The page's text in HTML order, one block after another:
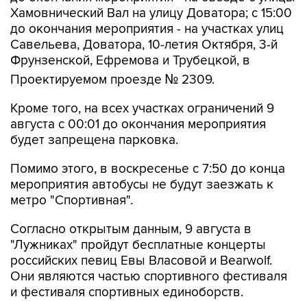
Хамовнический Вал на улицу Доватора; с 15:00
до окончания мероприятия - на участках улиц
Савельева, Доватора, 10-летия Октября, 3-й
Фрунзенской, Ефремова и Трубецкой, в
Проектируемом проезде № 2309.
Кроме того, на всех участках ограничений 9
августа с 00:01 до окончания мероприятия
будет запрещена парковка.
Помимо этого, в воскресенье с 7:50 до конца
мероприятия автобусы не будут заезжать к
метро "Спортивная".
Согласно открытым данным, 9 августа в
"Лужниках" пройдут бесплатные концерты
российских певиц Евы Власовой и Bearwolf.
Они являются частью спортивного фестиваля
и фестиваля спортивных единоборств.